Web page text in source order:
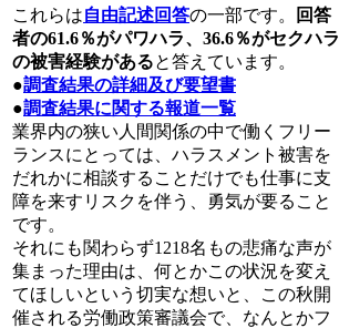
これらは自由記述回答の一部です。
回答
者の61.6％がパワハラ、36.6％がセクハラ
の被害経験があると答えています。
●調査結果の詳細及び要望書
●調査結果に関する報道一覧
業界内の狭い人間関係の中で働くフリー
ランスにとっては、ハラスメント被害を
だれかに相談することだけでも仕事に支
障を来すリスクを伴う、勇気が要ること
です。
それにも関わらず1218名もの悲痛な声が
集まった理由は、何とかこの状況を変え
てほしいという切実な想いと、この秋開
催される労働政策審議会で、なんとかフ